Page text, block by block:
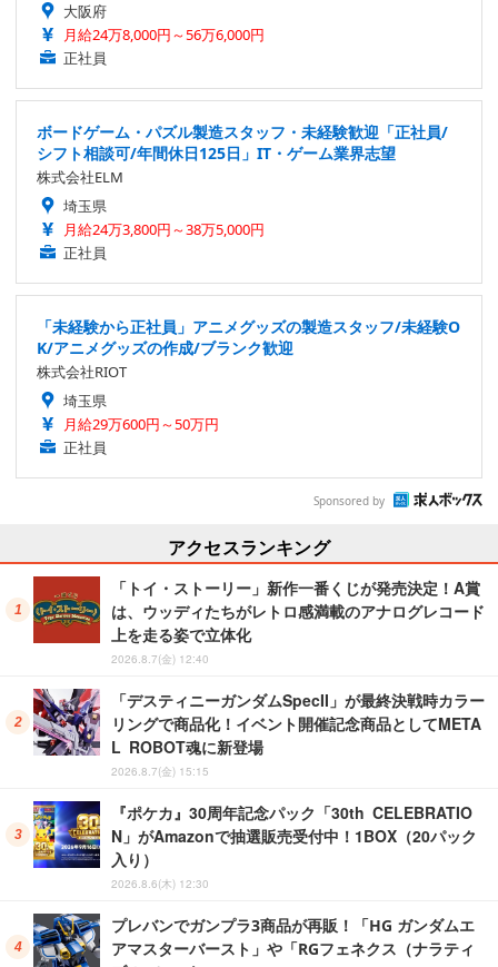
大阪府
月給24万8,000円～56万6,000円
正社員
ボードゲーム・パズル製造スタッフ・未経験歓迎「正社員/
シフト相談可/年間休日125日」IT・ゲーム業界志望
株式会社ELM
埼玉県
月給24万3,800円～38万5,000円
正社員
「未経験から正社員」アニメグッズの製造スタッフ/未経験O
K/アニメグッズの作成/ブランク歓迎
株式会社RIOT
埼玉県
月給29万600円～50万円
正社員
Sponsored by
アクセスランキング
「トイ・ストーリー」新作一番くじが発売決定！A賞
は、ウッディたちがレトロ感満載のアナログレコード
上を走る姿で立体化
2026.8.7(金) 12:40
「デスティニーガンダムSpecII」が最終決戦時カラー
リングで商品化！イベント開催記念商品としてMETA
L ROBOT魂に新登場
2026.8.7(金) 15:15
『ポケカ』30周年記念パック「30th CELEBRATIO
N」がAmazonで抽選販売受付中！1BOX（20パック
入り）
2026.8.6(木) 12:30
プレバンでガンプラ3商品が再販！「HG ガンダムエ
アマスターバースト」や「RGフェネクス（ナラティ